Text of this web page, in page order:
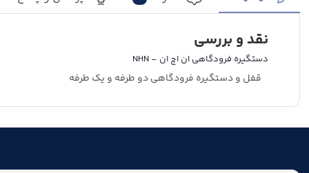
نقد و بررسی
دستگیره فرودگاهی ان اچ ان – NHN
قفل و دستگیره فرودگاهی دو طرفه و یک طرفه